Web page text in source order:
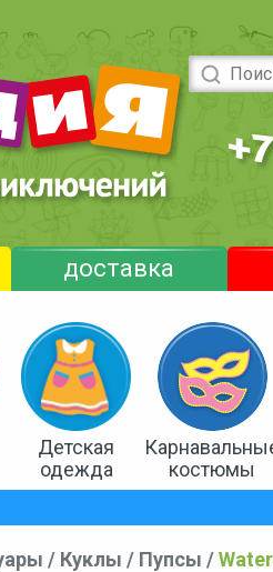
доставка
Детская
одежда
костюмы
/ Куклы / Пупсы /